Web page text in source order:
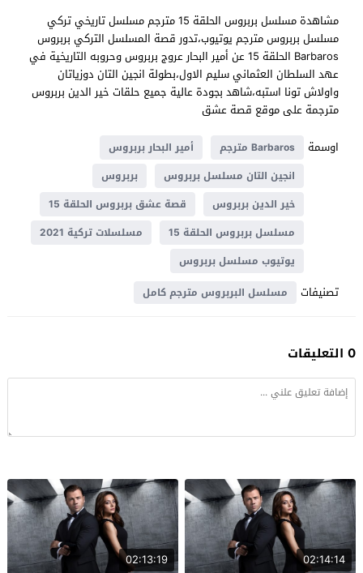
مشاهدة مسلسل بربروس الحلقة 15 مترجم مسلسل تاريخي تركي
مسلسل بربروس مترجم يوتيوب،تدور قصة المسلسل التركي بربروس
Barbaros الحلقة 15 عن أمير البحار عروج بربروس وحروبه التاريخية في
عهد السلطان العثماني سليم الاول،بطولة انجين التان دوزياتان
واولاش تونا استبه،شاهد بجودة عالية جميع حلقات خير الدين بربروس
مترجمة على موقع قصة عشق
اوسمة
Barbaros مترجم
أمير البحار بربروس
انجين التان مسلسل بربروس
بربروس
خير الدين بربروس
قصة عشق بربروس الحلقة 15
مسلسل بربروس الحلقة 15
مسلسلات تركية 2021
يوتيوب مسلسل بربروس
تصنيفات مسلسل البربروس مترجم كامل
0 التعليقات
02:14:14
02:13:19